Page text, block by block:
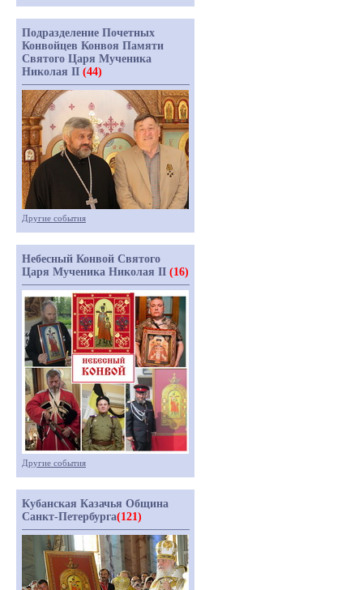
Подразделение Почетных
Конвойцев Конвоя Памяти
Святого Царя Мученика
Николая II (44)
Другие события
Небесный Конвой Святого
Царя Мученика Николая II (16)
Другие события
Кубанская Казачья Община
Санкт-Петербурга(121)